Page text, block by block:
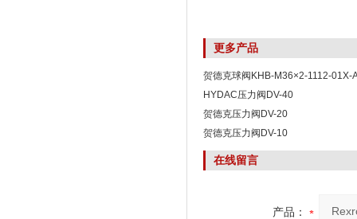
更多产品
贺德克球阀KHB-M36×2-1112-01X-
HYDAC压力阀DV-40
贺德克压力阀DV-20
贺德克压力阀DV-10
在线留言
产品：